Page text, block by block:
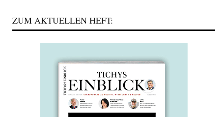
ZUM AKTUELLEN HEFT: